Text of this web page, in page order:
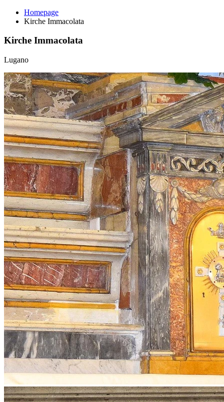
Homepage
Kirche Immacolata
Kirche Immacolata
Lugano